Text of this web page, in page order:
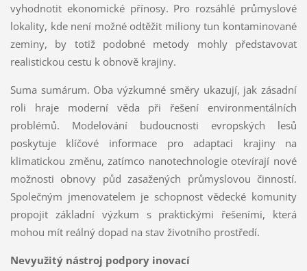
vyhodnotit ekonomické přínosy. Pro rozsáhlé průmyslové
lokality, kde není možné odtěžit miliony tun kontaminované
zeminy, by totiž podobné metody mohly představovat
realistickou cestu k obnově krajiny.
Suma sumárum. Oba výzkumné směry ukazují, jak zásadní
roli hraje moderní věda při řešení environmentálních
problémů. Modelování budoucnosti evropských lesů
poskytuje klíčové informace pro adaptaci krajiny na
klimatickou změnu, zatímco nanotechnologie otevírají nové
možnosti obnovy půd zasažených průmyslovou činností.
Společným jmenovatelem je schopnost vědecké komunity
propojit základní výzkum s praktickými řešeními, která
mohou mít reálný dopad na stav životního prostředí.
Nevyužitý nástroj podpory inovací